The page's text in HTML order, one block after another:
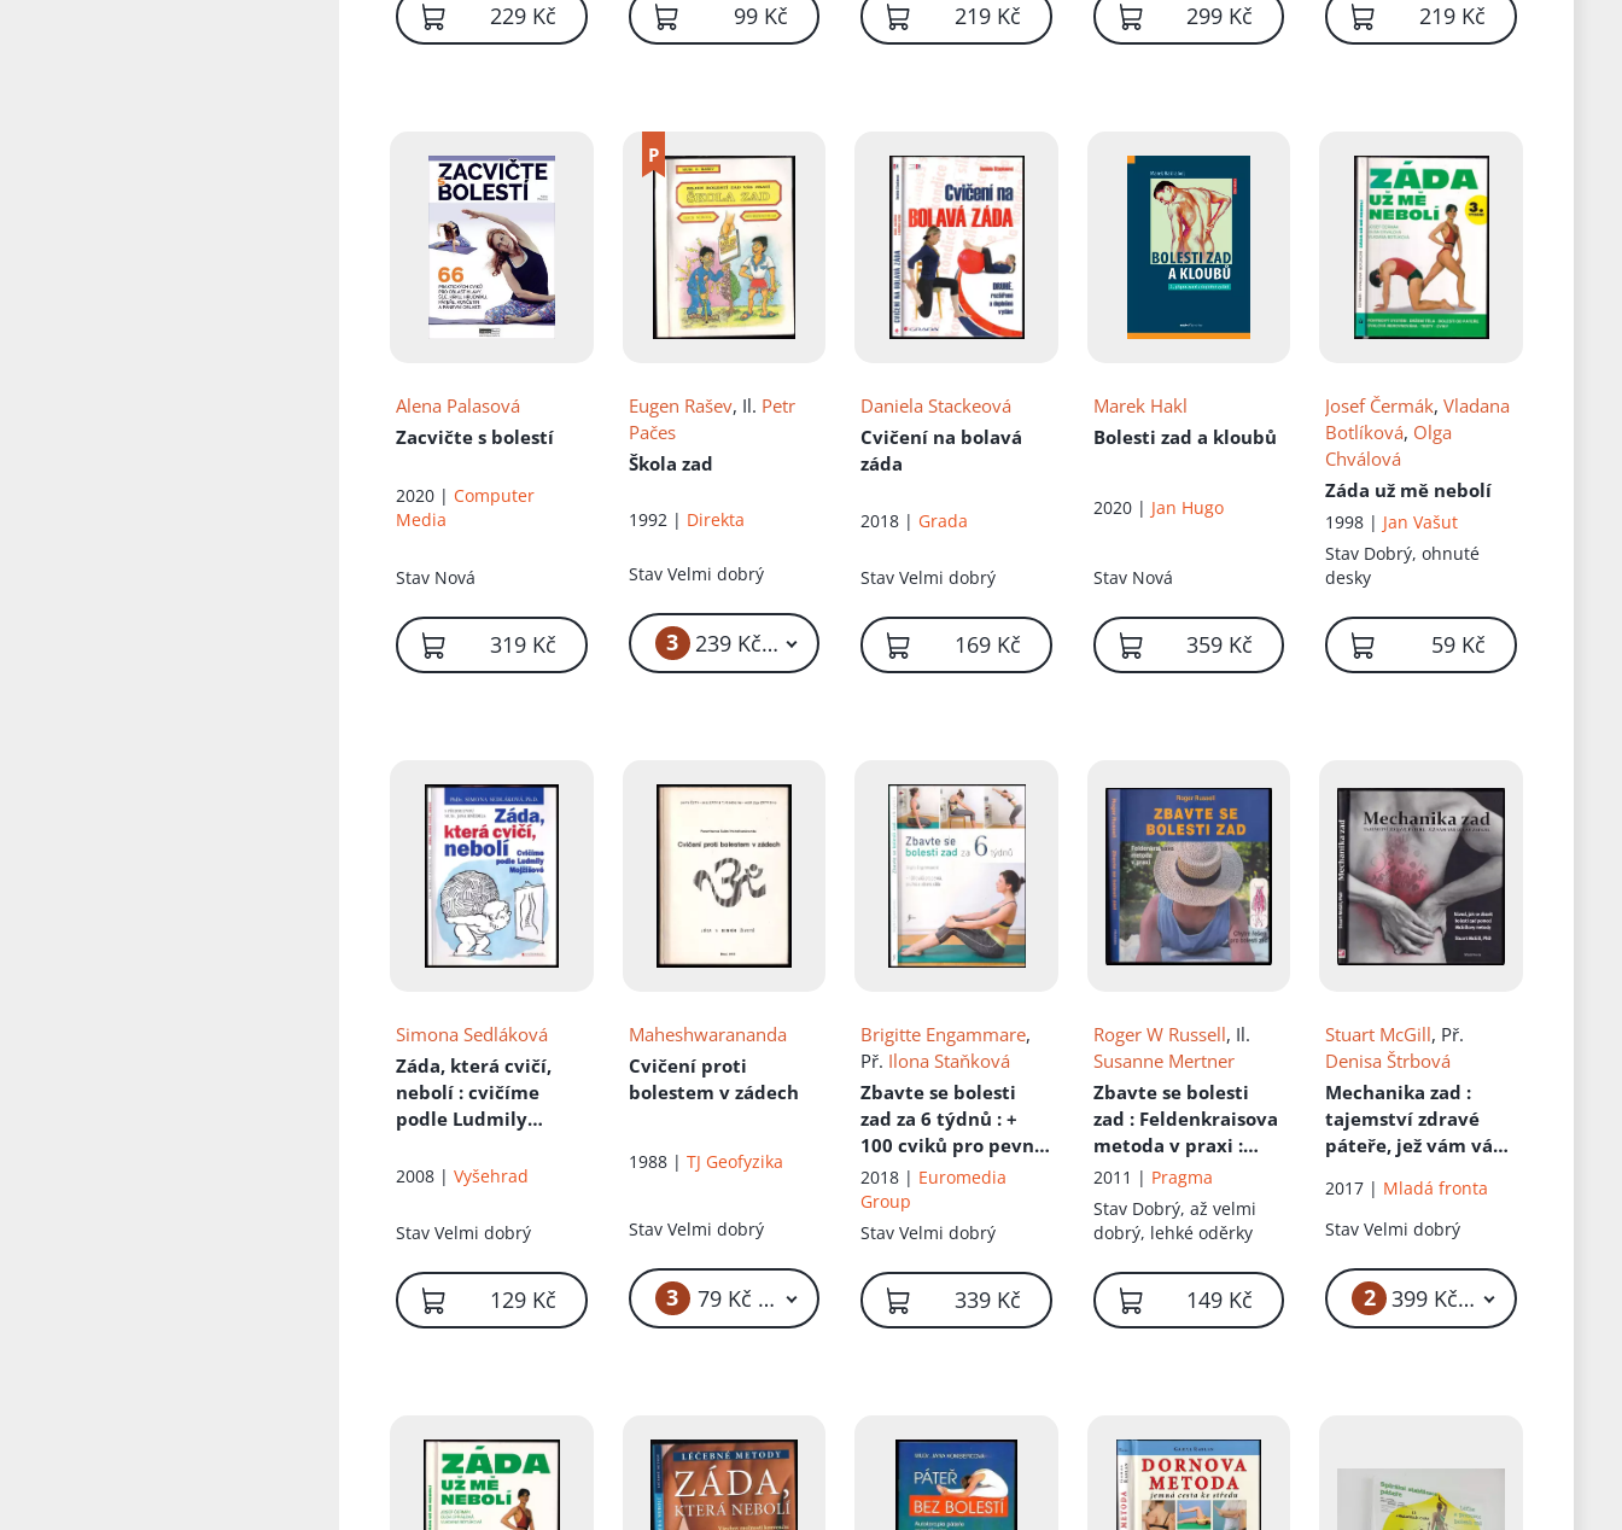
229 Kč 99 Kč 219 Kč 299 Kč 219 Kč
Alena Palasová
Zacvičte s bolestí
2020 |Computer
Media
Stav Nová
319 Kč
Eugen Rašev, Il. Petr
Pačes
Škola zad
1992 | Direkta
Stav Velmi dobrý
3 239 Kč – 329 Kč
Daniela Stackeová
Cvičení na bolavá
záda
2018 | Grada
StavVelmi dobrý
169 Kč
Marek Hakl
Bolesti zad a kloubů
2020 | Jan Hugo
Stav Nová
359 Kč
Josef Čermák,Vladana
Botlíková, Olga
Chválová
Záda už mě nebolí
1998 | Jan Vašut
Stav Dobrý, ohnuté
desky
59 Kč
Simona Sedláková
Záda, která cvičí,
nebolí : cvičíme
podle Ludmily
2008 |Vyšehrad
StavVelmi dobrý
129 Kč
Maheshwarananda
Cvičení proti
bolestem v zádech
1988 | TJ Geofyzika
Stav Velmi dobrý
3 79 Kč – 99 Kč
Brigitte Engammare,
Př. Ilona Staňková
Zbavte se bolesti
zad za 6 týdnů : +
100 cviků pro pevná,
pružná a zdravá
záda
2018 | Euromedia
Group
StavVelmi dobrý
339 Kč
Roger W Russell, Il.
Susanne Mertner
Zbavte se bolesti
zad : Feldenkraisova
metoda v praxi :
chytré řešení pro
bolesti zad
2011 | Pragma
Stav Dobrý, až velmi
dobrý, lehké oděrky
149 Kč
Stuart McGill, Př.
Denisa Štrbová
Mechanika zad :
tajemství zdravé
páteře, jež vám váš
jak se zbavit bolesti
zad pomocí
2017 | Mladá fronta
StavVelmi dobrý
2 399 Kč – 419 Kč